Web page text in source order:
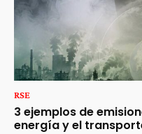
RSE
3 ejemplos de
energía y el